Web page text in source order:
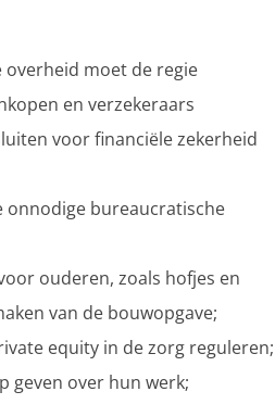
overheid moet de regie
en verzekeraars
voor financiële zekerheid
onnodige bureaucratische
ouderen, zoals hofjes en
van de bouwopgave;
equity in de zorg reguleren;
geven over hun werk;